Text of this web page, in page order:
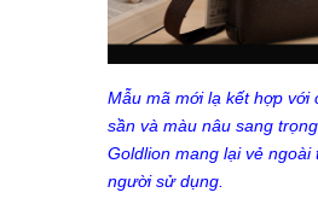
Mẫu mã mới lạ kết hợp với
sần và màu nâu sang
Goldlion mang lại vẻ ngoài
người sử dụng.